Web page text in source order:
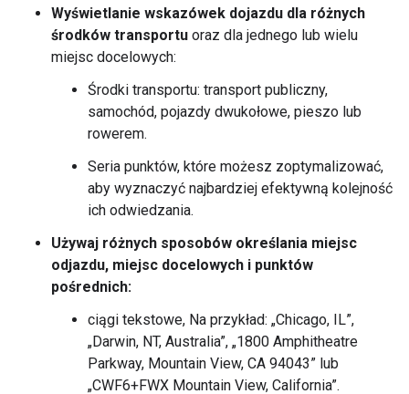
Wyświetlanie wskazówek dojazdu dla różnych
środków transportu oraz dla jednego lub wielu
miejsc docelowych:
Środki transportu: transport publiczny,
samochód, pojazdy dwukołowe, pieszo lub
rowerem.
Seria punktów, które możesz zoptymalizować,
aby wyznaczyć najbardziej efektywną kolejność
ich odwiedzania.
Używaj różnych sposobów określania miejsc
odjazdu, miejsc docelowych i punktów
pośrednich:
ciągi tekstowe, Na przykład: „Chicago, IL”,
„Darwin, NT, Australia”, „1800 Amphitheatre
Parkway, Mountain View, CA 94043” lub
„CWF6+FWX Mountain View, California”.